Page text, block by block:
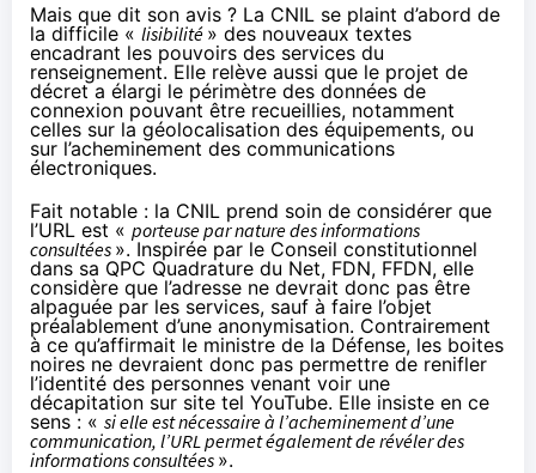
Mais que dit son avis ? La CNIL se plaint d’abord de
la difficile « lisibilité » des nouveaux textes
encadrant les pouvoirs des services du
renseignement. Elle relève aussi que le projet de
décret a élargi le périmètre des données de
connexion pouvant être recueillies, notamment
celles sur la géolocalisation des équipements, ou
sur l’acheminement des communications
électroniques.
Fait notable : la CNIL prend soin de considérer que
l’URL est « porteuse par nature des informations
consultées ». Inspirée par le Conseil constitutionnel
dans sa QPC Quadrature du Net, FDN, FFDN, elle
considère que l’adresse ne devrait donc pas être
alpaguée par les services, sauf à faire l’objet
préalablement d’une anonymisation. Contrairement
à ce qu’affirmait le ministre de la Défense, les boites
noires ne devraient donc pas permettre de renifler
l’identité des personnes venant voir une
décapitation sur site tel YouTube. Elle insiste en ce
sens : « si elle est nécessaire à l’acheminement d’une
communication, l’URL permet également de révéler des
informations consultées ».